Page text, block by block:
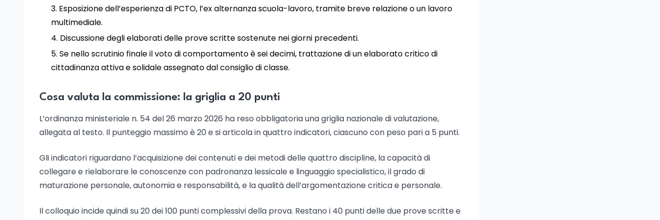
Esposizione dell’esperienza di PCTO, l’ex alternanza scuola-lavoro, tramite breve relazione o un lavoro
multimediale.
Discussione degli elaborati delle prove scritte sostenute nei giorni precedenti.
Se nello scrutinio finale il voto di comportamento è sei decimi, trattazione di un elaborato critico di
cittadinanza attiva e solidale assegnato dal consiglio di classe.
Cosa valuta la commissione: la griglia a 20 punti
L’ordinanza ministeriale n. 54 del 26 marzo 2026 ha reso obbligatoria una griglia nazionale di valutazione,
allegata al testo. Il punteggio massimo è 20 e si articola in quattro indicatori, ciascuno con peso pari a 5 punti.
Gli indicatori riguardano l’acquisizione dei contenuti e dei metodi delle quattro discipline, la capacità di
collegare e rielaborare le conoscenze con padronanza lessicale e linguaggio specialistico, il grado di
maturazione personale, autonomia e responsabilità, e la qualità dell’argomentazione critica e personale.
Il colloquio incide quindi su 20 dei 100 punti complessivi della prova. Restano i 40 punti delle due prove scritte e